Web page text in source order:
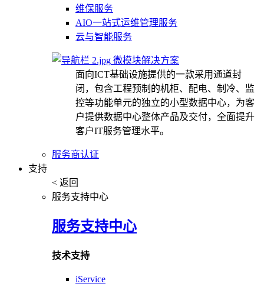
维保服务
AIO一站式运维管理服务
云与智能服务
微模块解决方案
面向ICT基础设施提供的一款采用通道封
闭，包含工程预制的机柜、配电、制冷、监
控等功能单元的独立的小型数据中心，为客
户提供数据中心整体产品及交付，全面提升
客户IT服务管理水平。
服务商认证
支持
< 返回
服务支持中心
服务支持中心
技术支持
iService